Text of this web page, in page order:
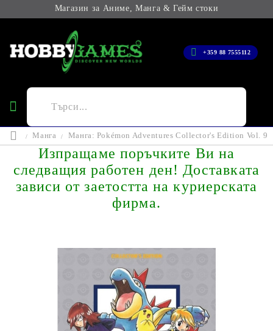
Магазин за Аниме, Манга & Гейм стоки
+359 88 7555112
Манга Манга: Pokémon Adventures Collector's Edition Vol. 9
Изпращаме поръчките Ви на
следващия работен ден! Доставката
зависи от заетостта на куриерската
фирма.